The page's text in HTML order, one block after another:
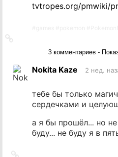
tvtropes.org/pmwiki/
3 комментариев -
Nokita Kaze 2 нед.
тебе бы только
сердечками и
а я бы прошёл... но не
буду... не буду я в